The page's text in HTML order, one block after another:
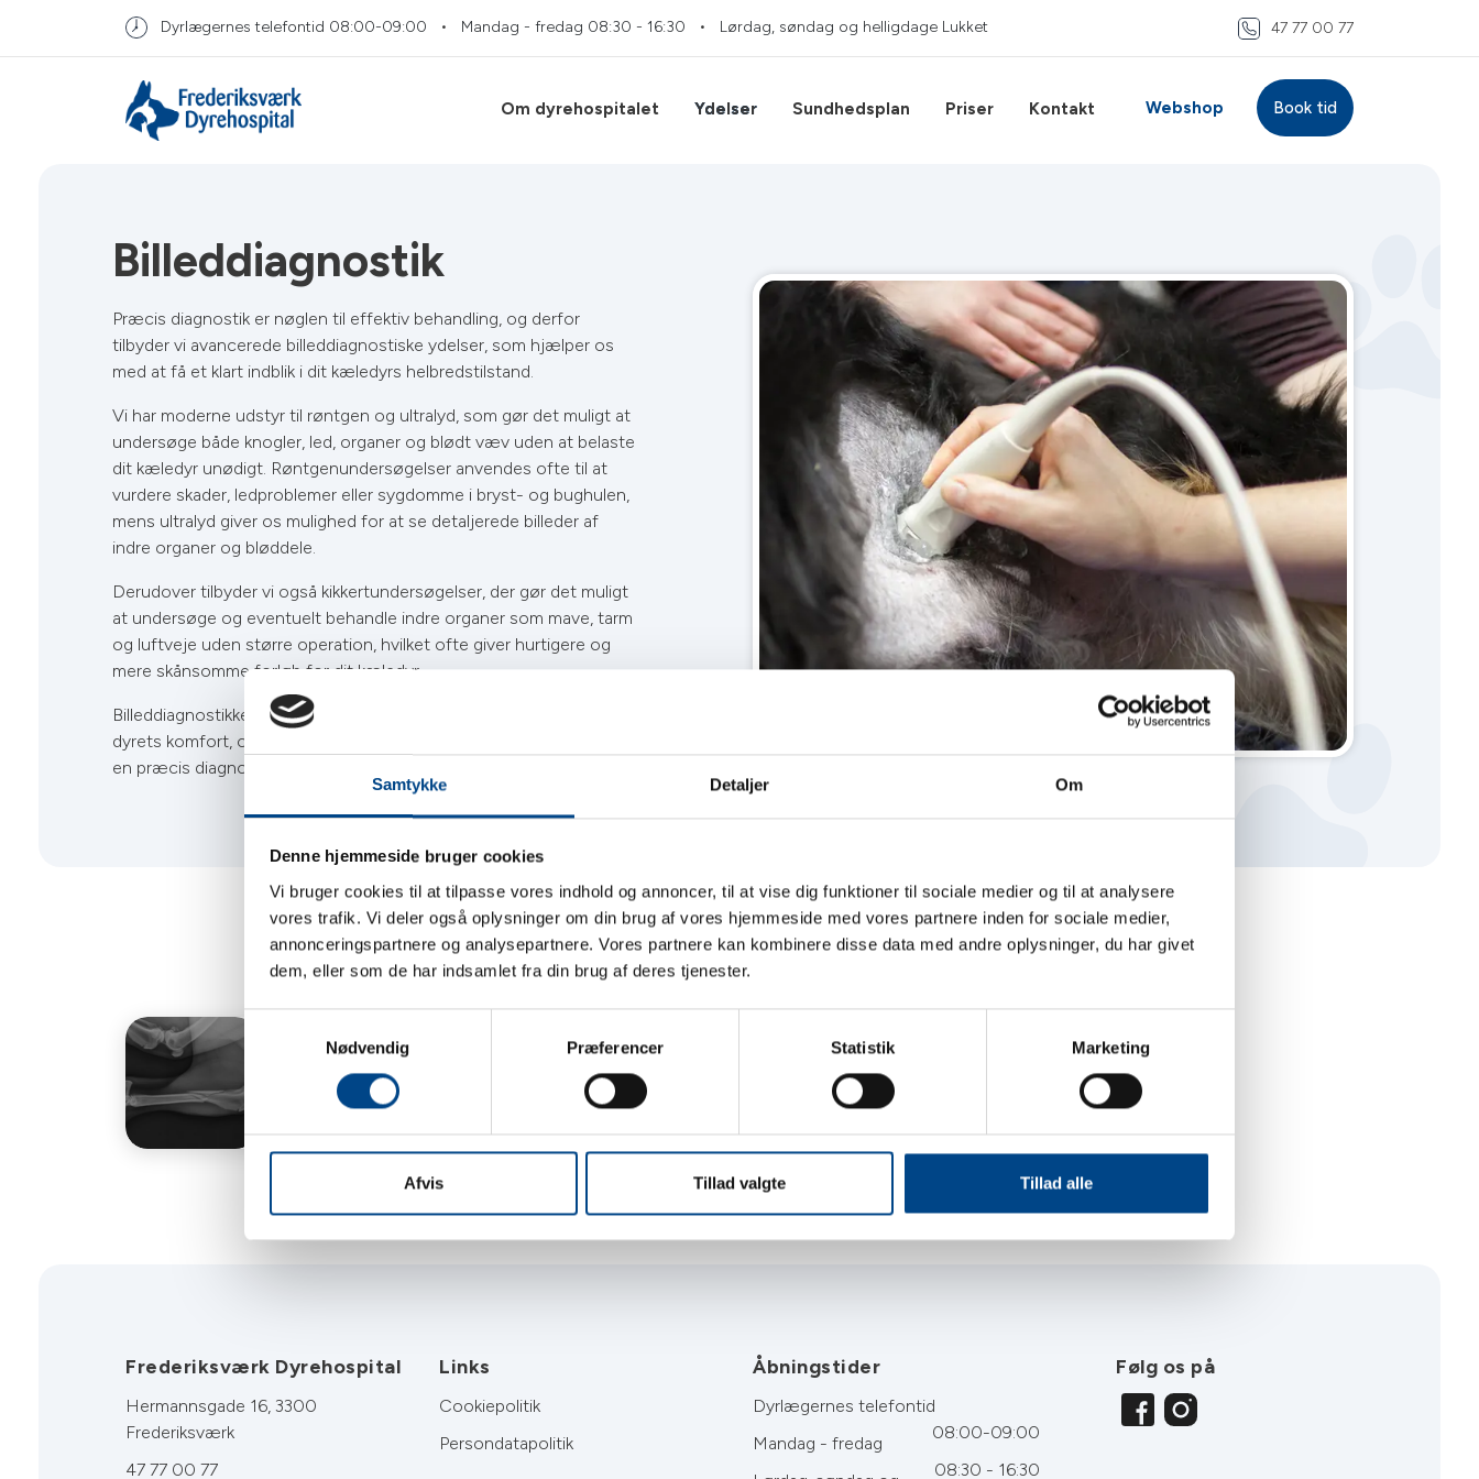
Samtykke Detaljer Om
Denne hjemmeside bruger cookies
Vi bruger cookies til at tilpasse vores indhold og annoncer, til at vise dig funktioner til sociale medier og til at analysere
vores trafik. Vi deler også oplysninger om din brug af vores hjemmeside med vores partnere inden for sociale medier,
annonceringspartnere og analysepartnere. Vores partnere kan kombinere disse data med andre oplysninger, du har givet
dem, eller som de har indsamlet fra din brug af deres tjenester.
Samtykkevalg
Nødvendig
Præferencer Statistik Marketing
Afvis Tillad valgte Tillad alle
Dyrlægernes telefontid 08:00-09:00 Mandag - fredag 08:30 - 16:30 Lørdag, søndag og helligdage Lukket 47 77 00 77
Om dyrehospitalet Ydelser Sundhedsplan Priser Kontakt Webshop Book tid
Billeddiagnostik
Præcis diagnostik er nøglen til effektiv behandling, og derfor
tilbyder vi avancerede billeddiagnostiske ydelser, som hjælper os
med at få et klart indblik i dit kæledyrs helbredstilstand.
Vi har moderne udstyr til røntgen og ultralyd, som gør det muligt at
undersøge både knogler, led, organer og blødt væv uden at belaste
dit kæledyr unødigt. Røntgenundersøgelser anvendes ofte til at
vurdere skader, ledproblemer eller sygdomme i bryst- og bughulen,
mens ultralyd giver os mulighed for at se detaljerede billeder af
indre organer og bløddele.
Derudover tilbyder vi også kikkertundersøgelser, der gør det muligt
at undersøge og eventuelt behandle indre organer som mave, tarm
og luftveje uden større operation, hvilket ofte giver hurtigere og
mere skånsomme forløb for dit kæledyr.
Billeddiagnostikken foregår altid i rolige omgivelser med fokus på
dyrets komfort, og vores dyrlæger tolker billederne nøje for at stille
en præcis diagnose og planlægge den bedste behandling.
Røntgen Ultralydsscanning
Frederiksværk Dyrehospital
Hermannsgade 16, 3300
Frederiksværk
47 77 00 77
Links
Cookiepolitik
Persondatapolitik
Åbningstider
Dyrlægernes telefontid
08:00-09:00
Mandag - fredag
08:30 - 16:30
Følg os på